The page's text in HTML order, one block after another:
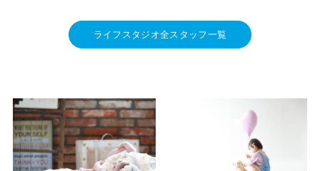
ライフスタジオ全スタッフ一覧